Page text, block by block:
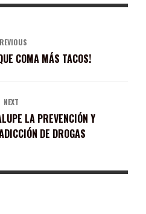
COMA MÁS TACOS!
NEXT
LA PREVENCIÓN Y
DE DROGAS